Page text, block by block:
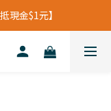
費即可折抵
現金$1元】
費即可折抵